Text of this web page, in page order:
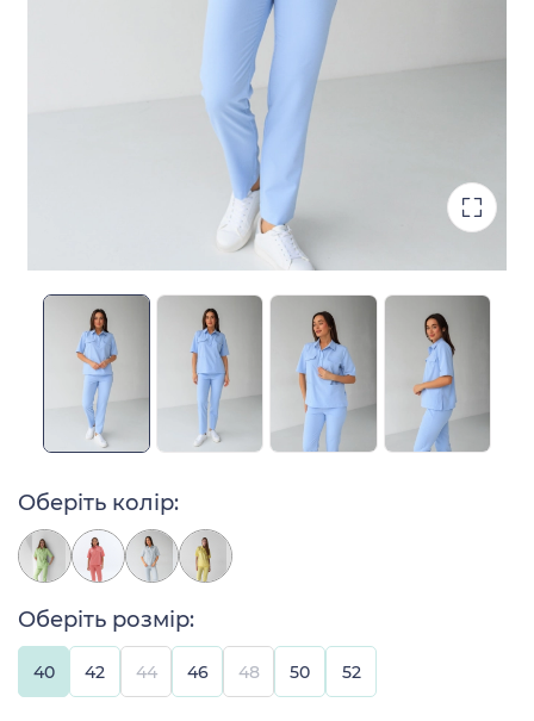
Оберіть колір:
Оберіть розмір:
40 42 44 46 48 50 52